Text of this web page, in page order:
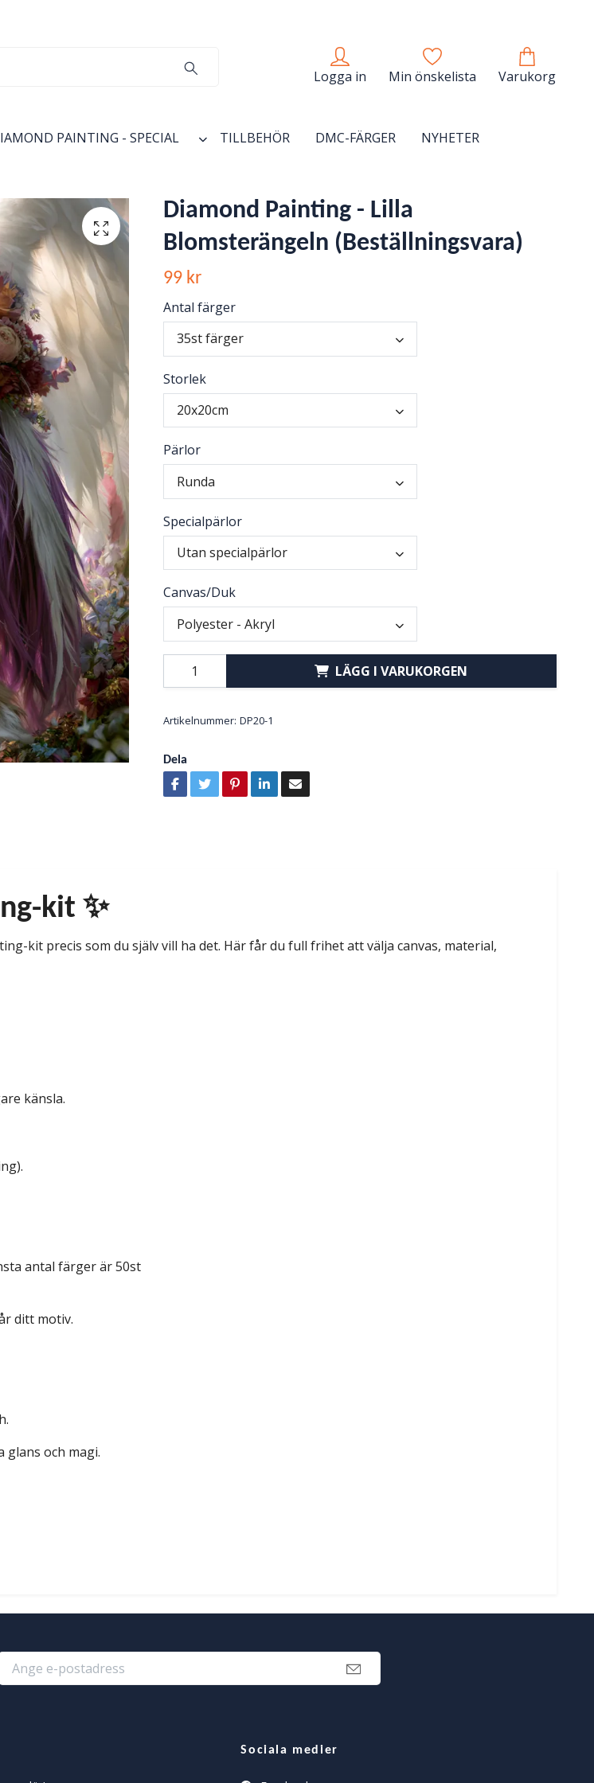
Logga in Min önskelista Varukorg
PAINTING - SPECIAL TILLBEHÖR DMC-FÄRGER
NYHETER
Diamond Painting - Lilla
Blomsterängeln (Beställningsvara)
99 kr
Antal färger
35st färger
Storlek
20x20cm
Pärlor
Runda
Specialpärlor
Utan specialpärlor
Canvas/Duk
Polyester - Akryl
LÄGG I VARUKORGEN
Artikelnummer: DP20-1
Dela
kit ✨
kit precis som du själv vill ha det. Här får du full frihet att välja canvas, material,
känsla.
antal färger är 50st
ditt motiv.
glans och magi.
Sociala medier